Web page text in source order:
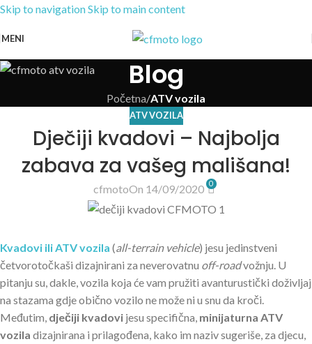
Skip to navigationSkip to main content
MENI
Blog
Početna/ATV vozila
ATV VOZILA
Dječiji kvadovi – Najbolja
zabava za vašeg mališana!
cfmotoOn 14/09/2020 0
Kvadovi ili ATV vozila (all-terrain vehicle) jesu jedinstveni
četvorotočkaši dizajnirani za neverovatnu off-roadvožnju. U
pitanju su, dakle, vozila koja će vam pružiti avanturustički doživljaj
na stazama gdje obično vozilo ne može ni u snu da kroči.
Međutim, dječiji kvadovi jesu specifična, minijaturna ATV
vozila dizajnirana i prilagođena, kako im naziv sugeriše, za djecu,